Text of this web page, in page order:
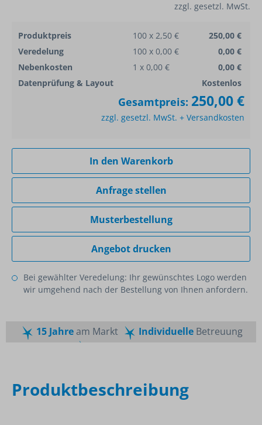
zzgl. gesetzl. MwSt.
Produktpreis 100 x 2,50 €
250,00 €
Veredelung
100 x 0,00 €
0,00 €
Nebenkosten
1 x 0,00 €
0,00 €
Datenprüfung & Layout
Kostenlos
Gesamtpreis: 250,00 €
zzgl. gesetzl. MwSt. + Versandkosten
In den Warenkorb
Anfrage stellen
Musterbestellung
Angebot drucken
Bei gewählter Veredelung: Ihr gewünschtes Logo werden
wir umgehend nach der Bestellung von Ihnen anfordern.
15 Jahream Markt IndividuelleBetreuung
Produktbeschreibung